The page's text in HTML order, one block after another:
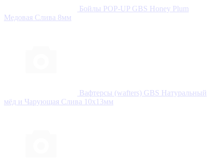
Бойлы POP-UP GBS Honey Plum
Медовая Слива 8мм
Вафтерсы (wafters) GBS Натуральный
мёд и Чарующая Слива 10x13мм